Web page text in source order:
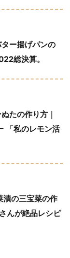
ター揚げパンの
総決算。
たの作り方｜
「私のレモン活
漬の三宝菜の作
んが絶品レシピ